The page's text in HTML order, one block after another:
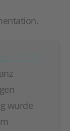
wurde